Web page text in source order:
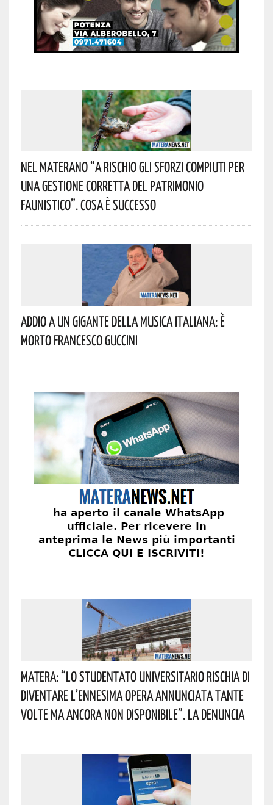
Nel Materano “a Rischio Gli Sforzi Compiuti Per
Una Gestione Corretta Del Patrimonio
Faunistico”. Cosa È Successo
Addio A Un Gigante Della Musica Italiana: È
Morto Francesco Guccini
Matera: “Lo Studentato Universitario Rischia Di
Diventare L’ennesima Opera Annunciata Tante
Volte Ma Ancora Non Disponibile”. La Denuncia